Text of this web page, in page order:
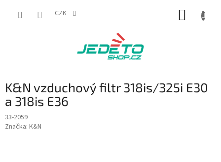
CZK
K&N vzduchový filtr 318is/325i E30
a 318is E36
33-2059
Značka: K&N